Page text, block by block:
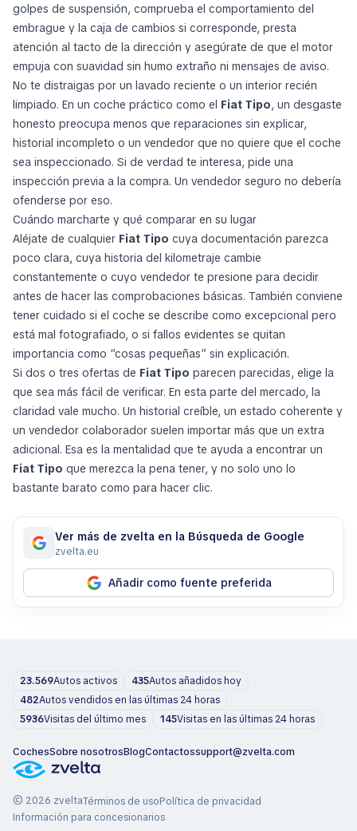
golpes de suspensión, comprueba el comportamiento del
embrague y la caja de cambios si corresponde, presta
atención al tacto de la dirección y asegúrate de que el motor
empuja con suavidad sin humo extraño ni mensajes de aviso.
No te distraigas por un lavado reciente o un interior recién
limpiado. En un coche práctico como el Fiat Tipo, un desgaste
honesto preocupa menos que reparaciones sin explicar,
historial incompleto o un vendedor que no quiere que el coche
sea inspeccionado. Si de verdad te interesa, pide una
inspección previa a la compra. Un vendedor seguro no debería
ofenderse por eso.
Cuándo marcharte y qué comparar en su lugar
Aléjate de cualquier Fiat Tipo cuya documentación parezca
poco clara, cuya historia del kilometraje cambie
constantemente o cuyo vendedor te presione para decidir
antes de hacer las comprobaciones básicas. También conviene
tener cuidado si el coche se describe como excepcional pero
está mal fotografiado, o si fallos evidentes se quitan
importancia como “cosas pequeñas” sin explicación.
Si dos o tres ofertas de Fiat Tipo parecen parecidas, elige la
que sea más fácil de verificar. En esta parte del mercado, la
claridad vale mucho. Un historial creíble, un estado coherente y
un vendedor colaborador suelen importar más que un extra
adicional. Esa es la mentalidad que te ayuda a encontrar un
Fiat Tipo que merezca la pena tener, y no solo uno lo
bastante barato como para hacer clic.
Ver más de zvelta en la Búsqueda de Google
zvelta.eu
Añadir como fuente preferida
23.569Autos activos 435Autos añadidos hoy
482Autos vendidos en las últimas 24 horas
5936Visitas del último mes 145Visitas en las últimas 24 horas
CochesSobre nosotrosBlogContactossupport@zvelta.com
© 2026 zveltaTérminos de usoPolítica de privacidad
Información para concesionarios